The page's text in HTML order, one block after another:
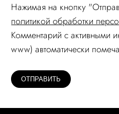
Нажимая на кнопку
политикой обработки
Комментарий c активными
www) автоматически